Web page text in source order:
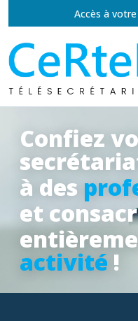
Accès à
Confiez
à des
et
activité !